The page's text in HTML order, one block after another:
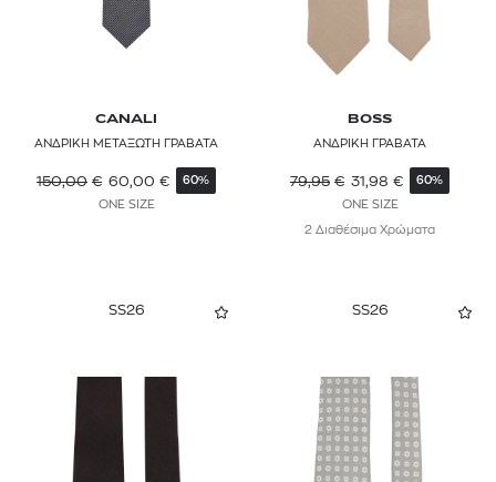
CANALI
ΑΝΔΡΙΚΗ ΜΕΤΑΞΩΤΗ ΓΡΑΒΑΤΑ
150,00 € 60,00 € 60%
ONE SIZE
BOSS
ΑΝΔΡΙΚΗ ΓΡΑΒΑΤΑ
79,95 € 31,98 € 60%
ONE SIZE
2 Διαθέσιμα Χρώματα
SS26 SS26